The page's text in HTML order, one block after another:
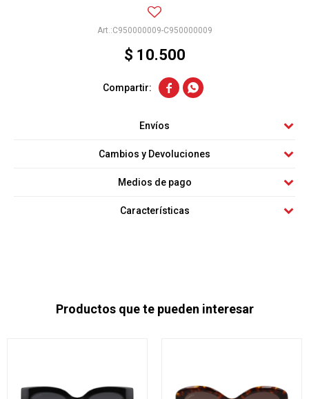
C950000009-C950000009
$ 10.500
 
Envíos
Cambios y Devoluciones
Medios de pago
Características
Productos que te pueden interesar